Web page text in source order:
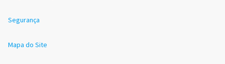
Segurança
Mapa do Site